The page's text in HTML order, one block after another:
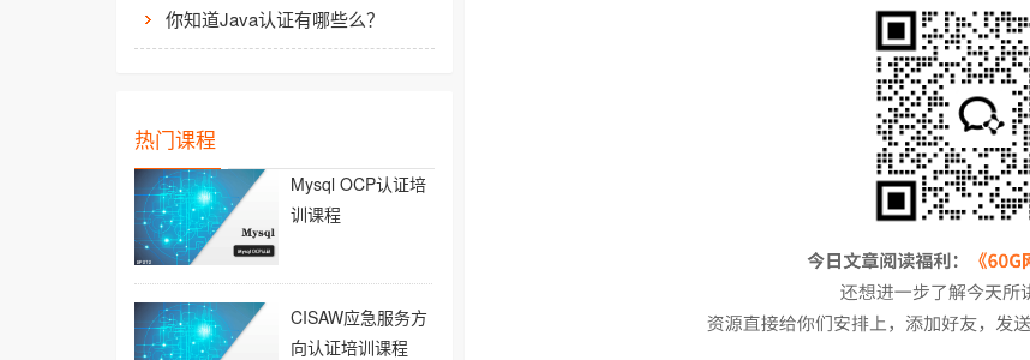
你知道Java认证有哪些么？
热门课程
Mysql OCP认证培
训课程
CISAW应急服务方
向认证培训课程